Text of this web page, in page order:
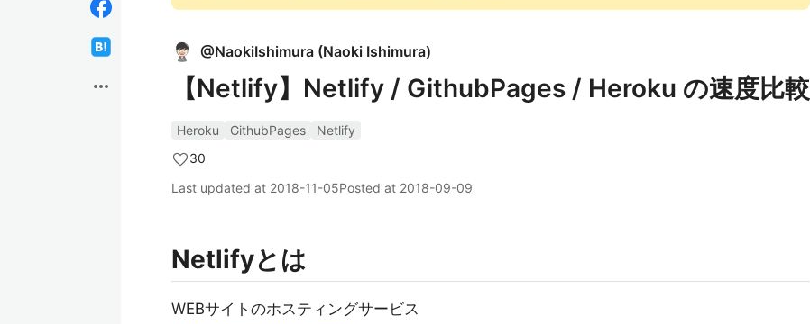
more_horiz
@NaokiIshimura (Naoki Ishimura)
【Netlify】Netlify / GithubPages / Heroku の速度比較
Heroku GithubPages
Netlify
30
Last updated at 2018-11-05Posted at 2018-09-09
Netlifyとは
WEBサイトのホスティングサービス